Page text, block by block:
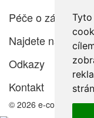
Péče o zákazníka
Najdete nás
Odkazy
Kontakt
© 2026 e-color.cz